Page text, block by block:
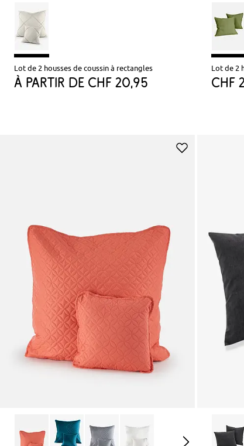
Lot de 2 housses de coussin à rectangles
à partir de CHF 20,95
Lot de 2
CHF